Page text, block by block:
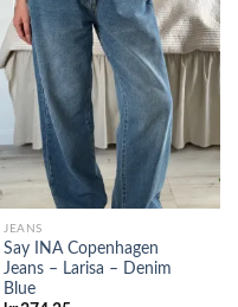
JEANS
Say INA Copenhagen
Jeans – Larisa – Denim
Blue